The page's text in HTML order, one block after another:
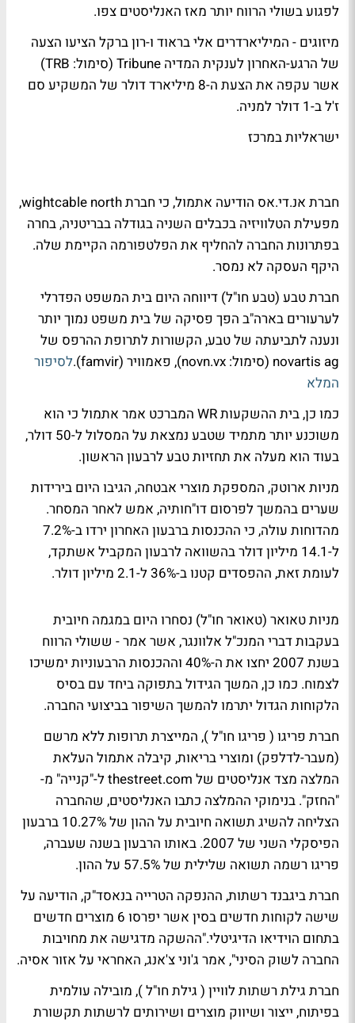
לפגוע בשולי הרווח יותר מאז האנליסטים צפו.
מיזוגים - המיליארדרים אלי בראוד ו-רון ברקל הציעו הצעה
של הרגע-האחרון לענקית המדיה Tribune (סימול: TRB)
אשר עקפה את הצעת ה-8 מיליארד דולר של המשקיע סם
ז'ל ב-1 דולר למניה.
ישראליות במרכז
חברת אנ.די.אס הודיעה אתמול, כי חברת wightcable north,
מפעילת הטלוויזיה בכבלים השניה בגודלה בבריטניה, בחרה
בפתרונות החברה להחליף את הפלטפורמה הקיימת שלה.
היקף העסקה לא נמסר.
חברת טבע (טבע חו"ל) דיווחה היום בית המשפט הפדרלי
לערעורים בארה"ב הפך פסיקה של בית משפט נמוך יותר
ונענה לתביעתה של טבע, הקשורות לתרופת ההרפס של
novartis ag (סימול: novn.vx), פאמוויר (famvir).
לסיפור
המלא
כמו כן, בית ההשקעות WR המברכט אמר אתמול כי הוא
משוכנע יותר מתמיד שטבע נמצאת על המסלול ל-50 דולר,
בעוד הוא מעלה את תחזיות טבע לרבעון הראשון.
מניות ארוטק, המספקת מוצרי אבטחה, הגיבו היום בירידות
שערים בהמשך לפרסום דו"חותיה, אמש לאחר המסחר.
מהדוחות עולה, כי ההכנסות ברבעון האחרון ירדו ב-7.2%
ל-14.1 מיליון דולר בהשוואה לרבעון המקביל אשתקד,
לעומת זאת, ההפסדים קטנו ב-36% ל-2.1 מיליון דולר.
מניות טאואר (טאואר חו"ל) נסחרו היום במגמה חיובית
בעקבות דברי המנכ"ל אלוונגר, אשר אמר - ששולי הרווח
בשנת 2007 יחצו את ה-40% וההכנסות הרבעוניות ימשיכו
לצמוח. כמו כן, המשך הגידול בתפוקה ביחד עם בסיס
הלקוחות הגדול יתרמו להמשך השיפור בביצועי החברה.
חברת פריגו ( פריגו חו"ל ), המייצרת תרופות ללא מרשם
(מעבר-לדלפק) ומוצרי בריאות, קיבלה אתמול העלאת
המלצה מצד אנליסטים של thestreet.com ל-"קנייה" מ-
"החזק". בנימוקי ההמלצה כתבו האנליסטים, שהחברה
הצליחה להשיג תשואה חיובית על ההון של 10.27% ברבעון
הפיסקלי השני של 2007. באותו הרבעון בשנה שעברה,
פריגו רשמה תשואה שלילית של 57.5% על ההון.
חברת ביגבנד רשתות, ההנפקה הטרייה בנאסד"ק, הודיעה על
שישה לקוחות חדשים בסין אשר יפרסו 6 מוצרים חדשים
בתחום הוידיאו הדיגיטלי."ההשקה מדגישה את מחויבות
החברה לשוק הסיני", אמר ג'וני צ'אנג, האחראי על אזור אסיה.
חברת גילת רשתות לוויין ( גילת חו"ל ), מובילה עולמית
בפיתוח, ייצור ושיווק מוצרים ושירותים לרשתות תקשורת